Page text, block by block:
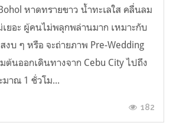
หาดทรายขาว น้ำทะเลใส คลื่นลม
เยอะ ผู้คนไม่พลุกพล่านมาก เหมาะกับ
บ ๆ หรือ จะถ่ายภาพ Pre-Wedding
ต้นออกเดินทางจาก Cebu City ไปถึง
มาณ 1 ชั่วโม...
182